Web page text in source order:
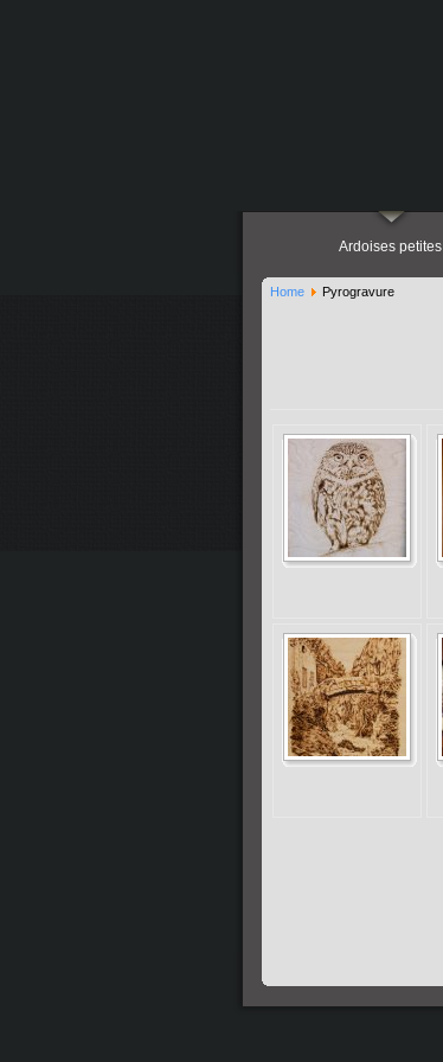
Ardoises petites
Home Pyrogravure